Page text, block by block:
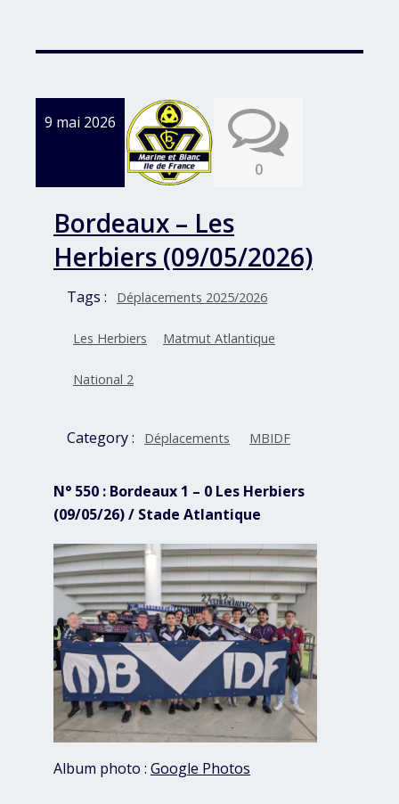
9 mai 2026
0
Bordeaux – Les
Herbiers (09/05/2026)
Tags : Déplacements 2025/2026
Les Herbiers Matmut Atlantique
National 2
Category : Déplacements MBIDF
N° 550 : Bordeaux 1 – 0 Les Herbiers
(09/05/26) / Stade Atlantique
Album photo : Google Photos